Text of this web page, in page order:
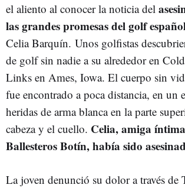
el aliento al conocer la noticia del
las grandes promesas del golf
Celia Barquín. Unos golfistas
de golf sin nadie a su alrededor en
Links en Ames, Iowa. El cuerpo sin
fue encontrado a poca distancia, en un
heridas de arma blanca en la parte
cabeza y el cuello. Celia, amiga
Ballesteros Botín, había sido
La joven denunció su dolor a través de